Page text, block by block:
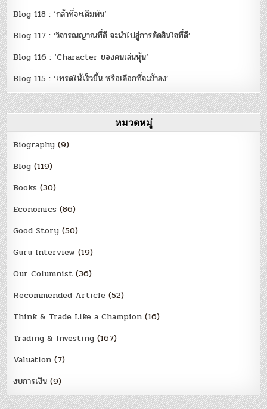
Blog 118 : ‘กล้าที่จะเดิมพัน’
Blog 117 : ‘วิจารณญาณที่ดี จะนำไปสู่การตัดสินใจที่ดี’
Blog 116 : ‘Character ของคนเล่นหุ้น’
Blog 115 : ‘เทรดให้เร็วขึ้น หรือเลือกที่จะช้าลง’
หมวดหมู่
Biography (9)
Blog (119)
Books (30)
Economics (86)
Good Story (50)
Guru Interview (19)
Our Columnist (36)
Recommended Article (52)
Think & Trade Like a Champion (16)
Trading & Investing (167)
Valuation (7)
งบการเงิน (9)